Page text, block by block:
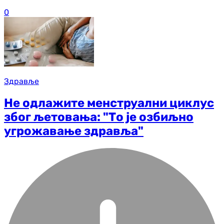
0
Здравље
Не одлажите менструални циклус
због љетовања: "То је озбиљно
угрожавање здравља"